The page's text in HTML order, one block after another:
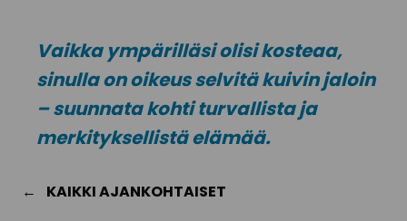
Vaikka ympärilläsi olisi kosteaa,
sinulla on oikeus selvitä kuivin jaloin
– suunnata kohti turvallista ja
merkityksellistä elämää.
KAIKKI AJANKOHTAISET